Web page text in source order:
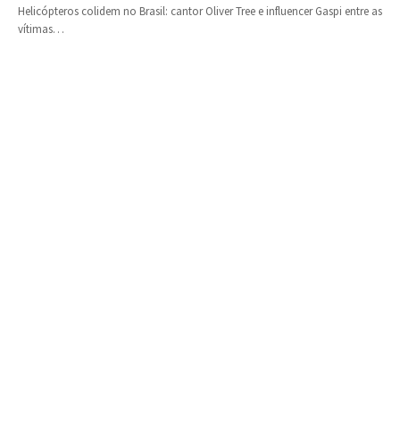
Helicópteros colidem no Brasil: cantor Oliver Tree e influencer Gaspi entre as
vítimas…